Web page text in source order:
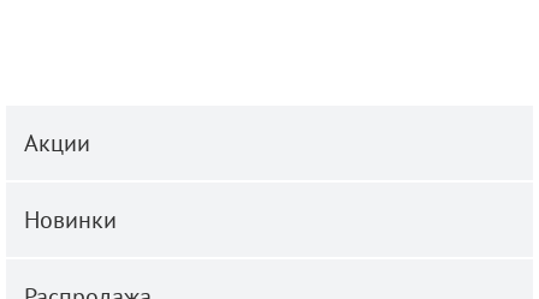
Акции
Новинки